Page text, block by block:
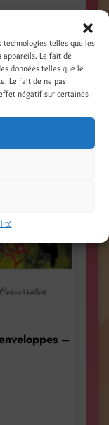
technologies telles que les
appareils. Le fait de
données telles que le
Le fait de ne pas
négatif sur certaines
–